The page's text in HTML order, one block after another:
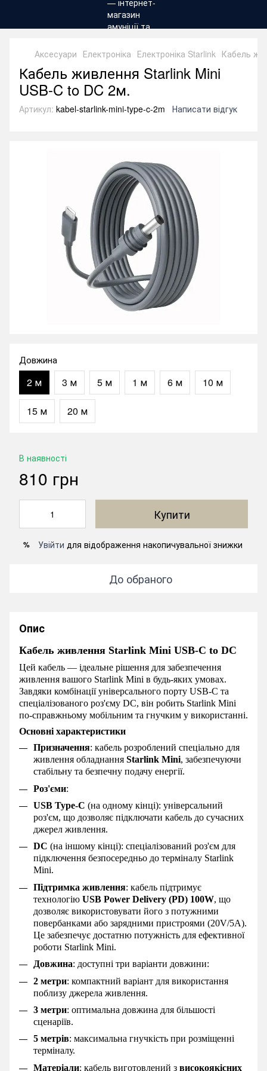
Аксесуари Електроніка Електроніка Starlink Кабель
Кабель живлення Starlink Mini
USB-C to DC 2м.
Артикул: kabel-starlink-mini-type-c-2m Написати відгук
Довжина
2 м 3 м 5 м 1 м 6 м 10 м
15 м 20 м
В наявності
810 грн
Купити
% Увійти для відображення накопичувальної знижки
До обраного
Опис
Кабель живлення Starlink Mini USB-C to DC
Цей кабель — ідеальне рішення для забезпечення
живлення вашого Starlink Mini в будь-яких умовах.
Завдяки комбінації універсального порту USB-C та
спеціалізованого роз'єму DC, він робить Starlink Mini
по-справжньому мобільним та гнучким у використанні.
Основні характеристики
Призначення: кабель розроблений спеціально для
живлення обладнання Starlink Mini, забезпечуючи
стабільну та безпечну подачу енергії.
Роз'єми:
USB Type-C (на одному кінці): універсальний
роз'єм, що дозволяє підключати кабель до сучасних
джерел живлення.
DC (на іншому кінці): спеціалізований роз'єм для
підключення безпосередньо до терміналу Starlink
Mini.
Підтримка живлення: кабель підтримує
технологію USB Power Delivery (PD) 100W, що
дозволяє використовувати його з потужними
повербанками або зарядними пристроями (20V/5A).
Це забезпечує достатню потужність для ефективної
роботи Starlink Mini.
Довжина: доступні три варіанти довжини:
2 метри: компактний варіант для використання
поблизу джерела живлення.
3 метри: оптимальна довжина для більшості
сценаріїв.
5 метрів: максимальна гнучкість при розміщенні
терміналу.
Матеріали: кабель виготовлений з високоякісних